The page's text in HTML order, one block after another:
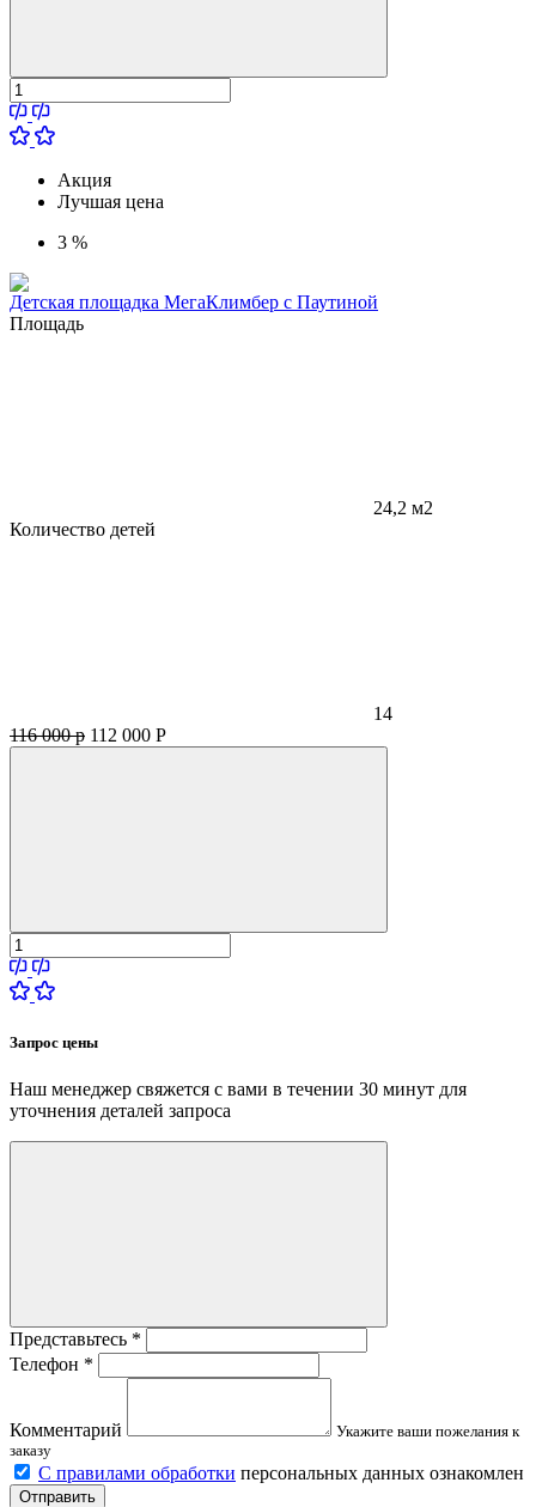
Акция
Лучшая цена
3 %
Детская площадка МегаКлимбер с Паутиной
Площадь
24,2 м2
Количество детей
14
116 000 р 112 000 Р
Запрос цены
Наш менеджер свяжется с вами в течении 30 минут для
уточнения деталей запроса
Представьтесь *
Телефон *
Комментарий
Укажите ваши пожелания к
заказу
С правилами обработки персональных данных ознакомлен
Отправить